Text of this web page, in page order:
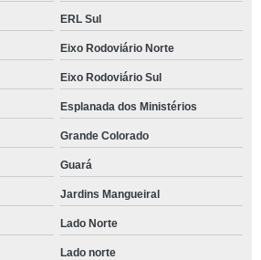
ERL Sul
Eixo Rodoviário Norte
Eixo Rodoviário Sul
Esplanada dos Ministérios
Grande Colorado
Guará
Jardins Mangueiral
Lado Norte
Lado norte